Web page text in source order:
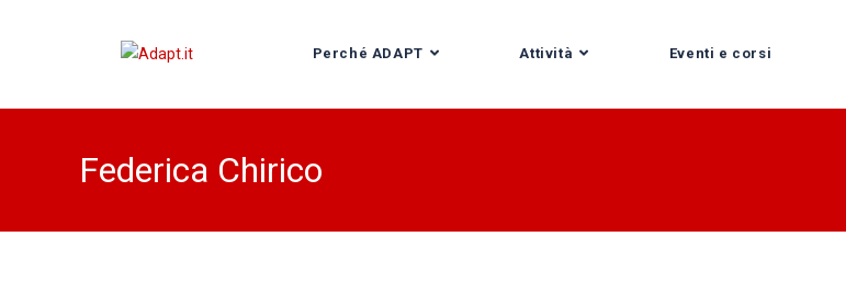
Perché ADAPT Attività Eventi e corsi
Federica Chirico